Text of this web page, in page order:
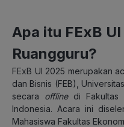
Apa itu FExB
Ruangguru?
FExB UI 2025 merupakan
dan Bisnis (FEB),
secara offlinedi Fakultas
Indonesia. Acara ini
Mahasiswa Fakultas